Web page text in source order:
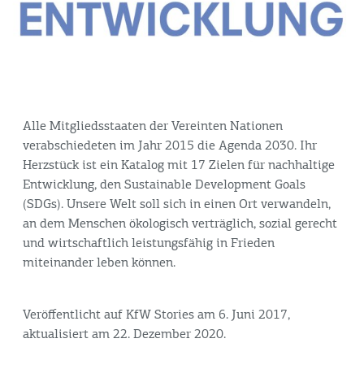
Alle Mitgliedsstaaten der Vereinten Nationen
verabschiedeten im Jahr 2015 die Agenda 2030. Ihr
Herzstück ist ein Katalog mit 17 Zielen für nachhaltige
Entwicklung, den Sustainable Development Goals
(SDGs). Unsere Welt soll sich in einen Ort verwandeln,
an dem Menschen ökologisch verträglich, sozial gerecht
und wirtschaftlich leistungsfähig in Frieden
miteinander leben können.
Veröffentlicht auf KfW Stories am 6. Juni 2017,
aktualisiert am 22. Dezember 2020.